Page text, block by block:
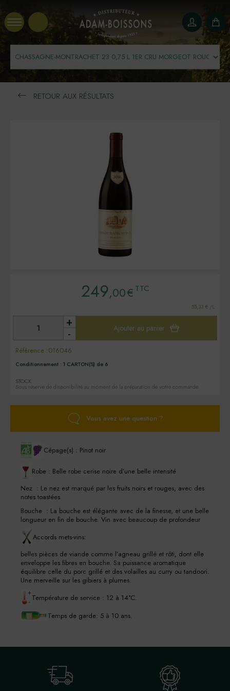
RETOUR AUX RÉSULTATS
Cépage(s) : Pinot noir
Robe : Belle robe cerise noire d’une belle intensité
Nez : Le nez est marqué par les fruits noirs et rouges, avec des
notes toastées
Bouche : La bouche est élégante avec de la finesse, et une belle
longueur en fin de bouche. Vin avec beaucoup de profondeur
Accords mets-vins:
belles pièces de viande comme l’agneau grillé et rôti, dont elle
enveloppe les fibres en bouche. Sa puissance aromatique
équilibre celle du porc grillé et des volailles au curry ou tandoori.
Une merveille sur les gibiers à plumes.
Température de service : 12 à 14°C.
Temps de garde: 5 à 10 ans.
249,00€ TTC
55,33 € /L
-
+ Ajouter au panier
Référence :016046
Conditionnement : 1 CARTON(S) de 6
STOCK
Sous réserve de disponibilité au moment de la préparation de votre commande.
Vous avez une question ?